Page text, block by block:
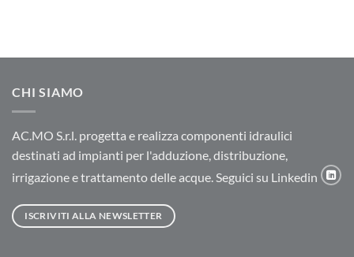
CHI SIAMO
AC.MO S.r.l. progetta e realizza componenti idraulici
destinati ad impianti per l'adduzione, distribuzione,
irrigazione e trattamento delle acque. Seguici su Linkedin
ISCRIVITI ALLA NEWSLETTER